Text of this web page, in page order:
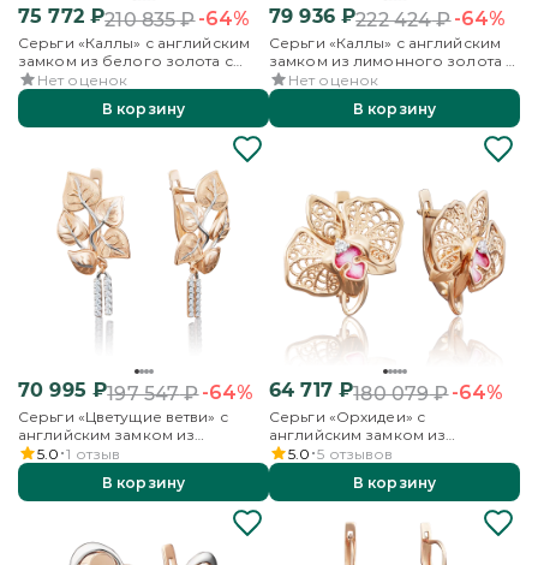
75 772₽210 835₽-64%
Серьги «Каллы» с английским
замком из белого золота с
фианитами
Нет оценок
В корзину
79 936₽222 424₽-64%
Серьги «Каллы» с английским
замком из лимонного золота с
фианитами
Нет оценок
В корзину
70 995 ₽197 547₽-64%
Серьги «Цветущие ветви» с
английским замком из
красного золота с фианитами
5.0 1 отзыв
В корзину
64 717₽180 079₽-64%
Серьги «Орхидеи» с
английским замком из
красного золота с фианитом и
эмалью
5.0 5 отзывов
В корзину